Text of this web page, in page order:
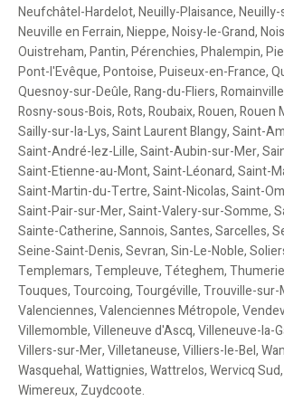
Neufchâtel-Hardelot,Neuilly-Plaisance,
Neuville en Ferrain,Nieppe,Noisy-le-Grand,
Ouistreham,Pantin,Pérenchies,Phalempin,
Pont-l'Evêque,Pontoise,Puiseux-en-France,
Quesnoy-sur-Deûle,Rang-du-Fliers,Romainville
Rosny-sous-Bois,Rots,Roubaix,Rouen,Rouen
Sailly-sur-la-Lys,Saint Laurent Blangy,Saint-
Saint-André-lez-Lille,Saint-Aubin-sur-Mer,
Saint-Etienne-au-Mont,Saint-Léonard,Saint-
Saint-Martin-du-Tertre,Saint-Nicolas,Saint-
Saint-Pair-sur-Mer,Saint-Valery-sur-Somme,
Sainte-Catherine,Sannois,Santes,Sarcelles,
Seine-Saint-Denis,Sevran,Sin-Le-Noble,
Templemars,Templeuve,Téteghem,
Touques,Tourcoing,Tourgéville,Trouville-sur-
Valenciennes,Valenciennes Métropole,
Villemomble,Villeneuve d'Ascq,Villeneuve-la-
Villers-sur-Mer,Villetaneuse,Villiers-le-Bel,
Wasquehal,Wattignies,Wattrelos,Wervicq Sud,
Wimereux, Zuydcoote.